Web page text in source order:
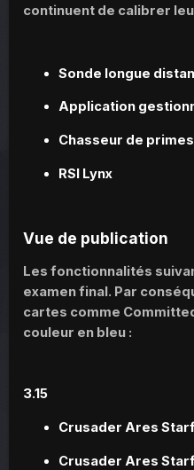
continuent de calibrer
Sonde longue
Application
Chasseur de
RSI Lynx
Vue de publication
Les fonctionnalités
examen final. Par
cartes comme
couleur en bleu :
3.15
Crusader Ares
Crusader Ares